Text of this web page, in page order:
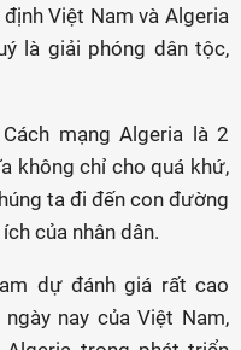
Việt Nam và Algeria
là giải phóng dân tộc,
mạng Algeria là 2
không chỉ cho quá khứ,
ta đi đến con đường
của nhân dân.
dự đánh giá rất cao
nay của Việt Nam,